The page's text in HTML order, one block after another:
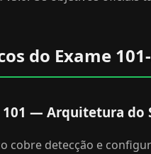
do Exame
101 — Arquitetura do
cobre detecção e